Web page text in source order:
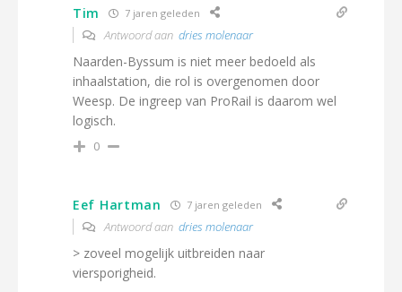
Tim 7 jaren geleden
Antwoord aan dries molenaar
Naarden-Byssum is niet meer bedoeld als
inhaalstation, die rol is overgenomen door
Weesp. De ingreep van ProRail is daarom wel
logisch.
0
Eef Hartman 7 jaren geleden
Antwoord aan dries molenaar
> zoveel mogelijk uitbreiden naar
viersporigheid.